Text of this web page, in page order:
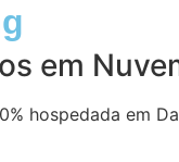
em
hospedada em